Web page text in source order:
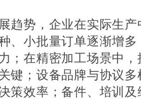
趋势，企业在实际生
、小批量订单逐渐增
；在精密加工场景中
键；设备品牌与协议
策效率；备件、培训